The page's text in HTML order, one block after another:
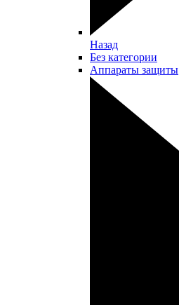
Назад
Без категории
Аппараты защиты